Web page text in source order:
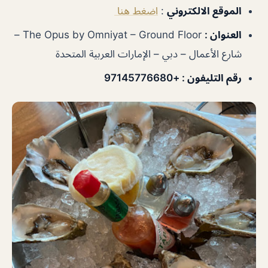
الموقع الالكتروني : اضغط هنا
العنوان :
The Opus by Omniyat – Ground Floor –
شارع الأعمال – دبي – الإمارات العربية المتحدة
رقم التليفون : +97145776680